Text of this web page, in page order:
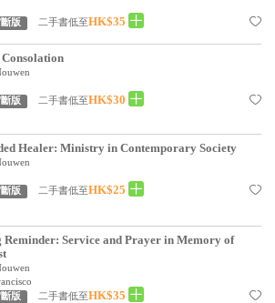
版 二手書低至HK$35
版 二手書低至HK$30
Healer: Ministry in Contemporary Society
版 二手書低至HK$25
Service and Prayer in Memory of
版 二手書低至HK$35